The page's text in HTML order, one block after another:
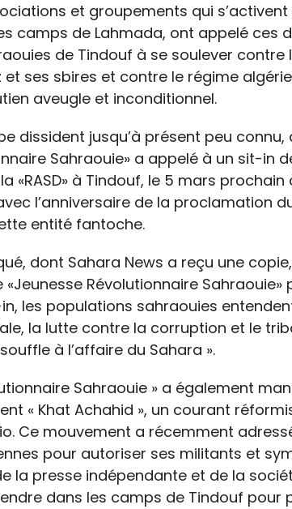
et groupements qui
camps de Lahmada, ont appelé ces
de Tindouf à se soulever contre
et ses sbires et contre le régime
aveugle et inconditionnel.
dissident jusqu’à présent peu
Sahraouie» a appelé à un sit-in
«RASD» à Tindouf, le 5 mars prochain
l’anniversaire de la proclamation
entité fantoche.
dont Sahara News a reçu une
Révolutionnaire Sahraouie»
les populations sahraouies
la lutte contre la corruption et le
à l’affaire du Sahara ».
Sahraouie » a également
« Khat Achahid », un courant
Ce mouvement a récemment
pour autoriser ses militants et
la presse indépendante et de la
dans les camps de Tindouf pour